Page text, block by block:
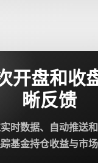
开盘和收
晰反馈
时数据、自动推送
基金持仓收益与市场